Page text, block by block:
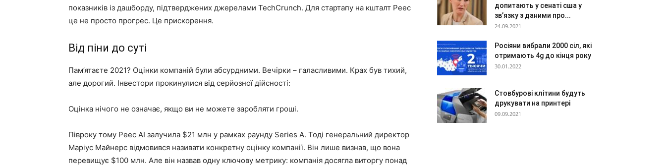
показників із дашборду, підтверджених джерелами TechCrunch. Для стартапу на кшталт Peec
це не просто прогрес. Це прискорення.
Від піни до суті
Пам’ятаєте 2021? Оцінки компаній були абсурдними. Вечірки – галасливими. Крах був тихий,
але дорогий. Інвестори прокинулися від серйозної дійсності:
Оцінка нічого не означає, якщо ви не можете заробляти гроші.
Півроку тому Peec AI залучила $21 млн у рамках раунду Series A. Тоді генеральний директор
Маріус Майнерс відмовився називати конкретну оцінку компанії. Він лише визнав, що вона
перевищує $100 млн. Але він назвав одну ключову метрику: компанія досягла виторгу понад
допитають у сенаті сша у
зв’язку з даними про...
24.09.2021
Росіяни вибрали 2000 сіл, які
отримають 4g до кінця року
30.01.2022
Стовбурові клітини будуть
друкувати на принтері
09.09.2021